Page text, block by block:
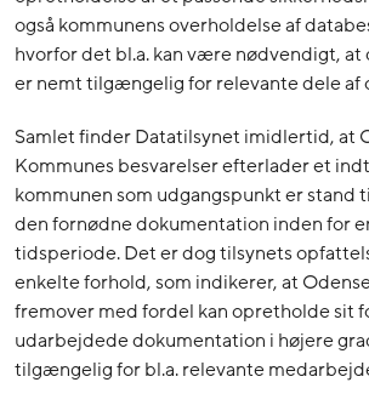
også kommunens overholdelse af
hvorfor det bl.a. kan være nødvendigt,
er nemt tilgængelig for relevante dele af
Samlet finder Datatilsynet imidlertid, at
Kommunes besvarelser efterlader et
kommunen som udgangspunkt er stand
den fornødne dokumentation inden for
tidsperiode. Det er dog tilsynets
enkelte forhold, som indikerer, at
fremover med fordel kan opretholde sit
udarbejdede dokumentation i højere
tilgængelig for bl.a. relevante